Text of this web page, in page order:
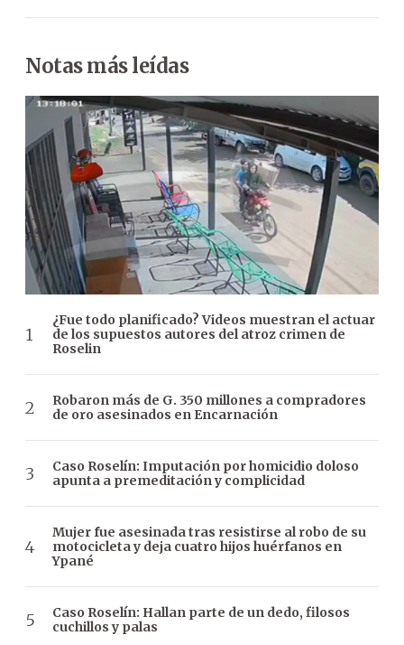
Notas más leídas
¿Fue todo planificado? Videos muestran el actuar
de los supuestos autores del atroz crimen de
Roselin
Robaron más de G. 350 millones a compradores
de oro asesinados en Encarnación
Caso Roselín: Imputación por homicidio doloso
apunta a premeditación y complicidad
Mujer fue asesinada tras resistirse al robo de su
motocicleta y deja cuatro hijos huérfanos en
Ypané
Caso Roselín: Hallan parte de un dedo, filosos
cuchillos y palas